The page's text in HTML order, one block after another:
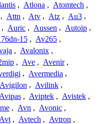
, Atlona , Atomtech ,
, Attn , Atv , Atz , Au3 ,
, Auric , Aussen , Autoip ,
15 , Av265 ,
, Avalonix ,
, Ave , Avenir ,
, Avermedia ,
Avigilon , Avilink ,
Avipas , Aviptek , Avistek ,
, Avn , Avonic ,
Avt , Avtech , Avtron ,